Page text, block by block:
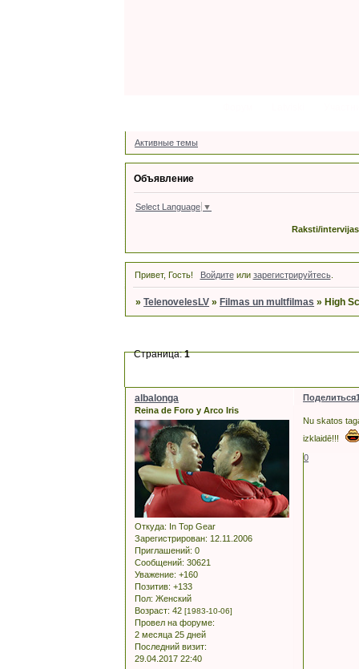
Активные темы
Объявление
Select Language ▼
Raksti/
Привет, Гость! Войдитеили зарегистрируйтесь.
»TelenovelesLV » Filmas un multfilmas » High
Страница:1
Поделиться
albalonga
Reina de Foro y Arco Iris
Откуда: In Top Gear
Зарегистрирован: 12.11.2006
Приглашений: 0
Сообщений: 30621
Уважение: +160
Позитив: +133
Пол: Женский
Возраст: 42 [1983-10-06]
Провел на форуме:
2 месяца 25 дней
Последний визит:
29.04.2017 22:40
Nu skatos
izklaidē!!!
0